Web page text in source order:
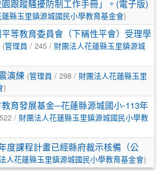
跟蹤騷擾防制工作手冊」。(電子版)
縣玉里鎮源城國民小學教育基金會)
等教育委員會（下稱性平會）受理學
(管理員 / 245 / 財團法人花蓮縣玉里鎮源城
演練 (管理員 / 298 / 財團法人花蓮縣玉里
)
育發展基金─花蓮縣源城國小-113年
/ 財團法人花蓮縣玉里鎮源城國民小學教
度課程計畫已經縣府裁示核備（公
人花蓮縣玉里鎮源城國民小學教育基金會)